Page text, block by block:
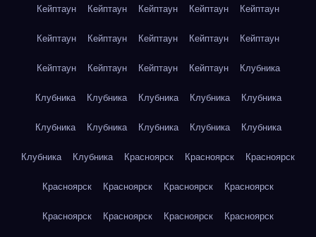
Кейптаун Кейптаун Кейптаун Кейптаун Кейптаун
Кейптаун Кейптаун Кейптаун Кейптаун Кейптаун
Кейптаун Кейптаун Кейптаун Кейптаун Клубника
Клубника Клубника Клубника Клубника Клубника
Клубника Клубника Клубника Клубника Клубника
Клубника Клубника Красноярск Красноярск Красноярск
Красноярск Красноярск Красноярск Красноярск
Красноярск Красноярск Красноярск Красноярск